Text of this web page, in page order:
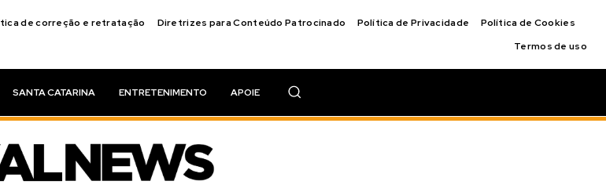
de correção e retratação Diretrizes para Conteúdo Patrocinado Política de Privacidade
Política de Cookies
Termos de uso
SANTA CATARINA ENTRETENIMENTO APOIE